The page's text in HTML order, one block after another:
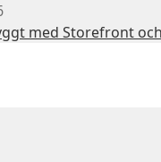
med Storefront